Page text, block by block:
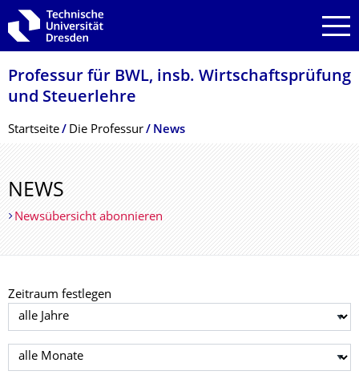
Zur Hauptnavigation springen
Zur Suche springen
Zum Inhalt springen
Professur für BWL, insb. Wirtschaftsprüfung
und Steuerlehre
Breadcrumb-Menü
Startseite Die Professur News
NEWS
Newsübersicht abonnieren
Zeitraum festlegen
Jahr auswählen
Monat auswählen